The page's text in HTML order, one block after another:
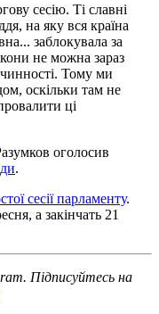
сесію. Ті славні
на яку вся країна
заблокувала за
не можна зараз
Тому ми
оскільки там не
ці
оголосив
.
сесії парламенту.
а закінчать 21
Підписуйтесь на